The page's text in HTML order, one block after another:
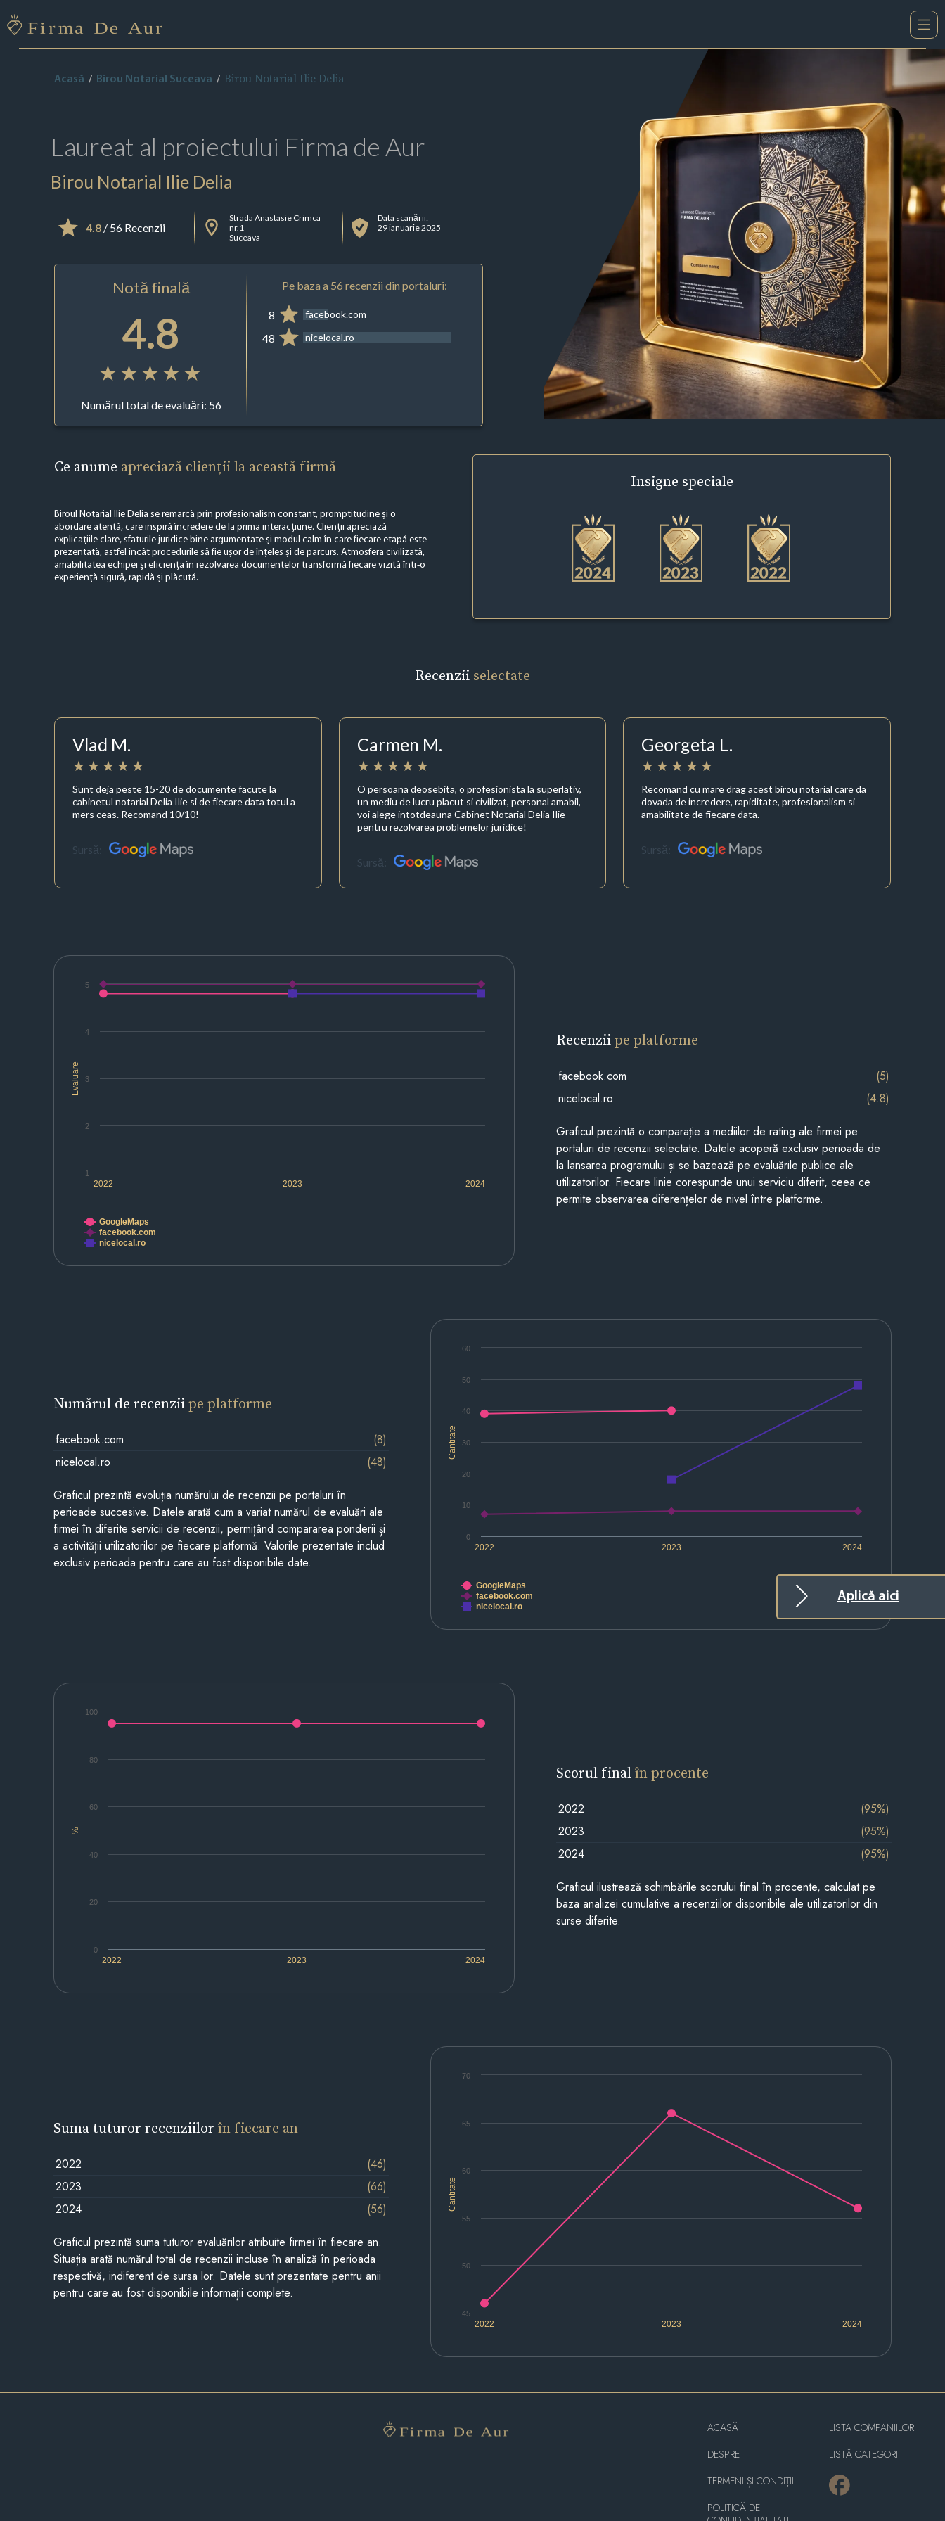
Aplică aici
Acasă Birou Notarial Suceava Birou Notarial Ilie Delia
Laureat al proiectului Firma de Aur
Birou Notarial Ilie Delia
4.8/ 56 Recenzii
Strada Anastasie Crimca
nr.1
Suceava
Data scanării:
29 ianuarie 2025
Notă finală
4.8
Numărul total de evaluări: 56
Pe baza a 56 recenzii din portaluri:
8 facebook.com
48 nicelocal.ro
Ce anume apreciază clienții la această firmă
Biroul Notarial Ilie Delia se remarcă prin profesionalism constant, promptitudine și o
abordare atentă, care inspiră încredere de la prima interacțiune. Clienții apreciază
explicațiile clare, sfaturile juridice bine argumentate și modul calm în care fiecare etapă este
prezentată, astfel încât procedurile să fie ușor de înțeles și de parcurs. Atmosfera civilizată,
amabilitatea echipei și eficiența în rezolvarea documentelor transformă fiecare vizită într-o
experiență sigură, rapidă și plăcută.
Insigne speciale
Recenzii selectate
Vlad M.
Sunt deja peste 15-20 de documente facute la
cabinetul notarial Delia Ilie si de fiecare data totul a
mers ceas. Recomand 10/10!
Sursă:
Carmen M.
O persoana deosebita, o profesionista la superlativ,
un mediu de lucru placut si civilizat, personal amabil,
voi alege intotdeauna Cabinet Notarial Delia Ilie
pentru rezolvarea problemelor juridice!
Sursă:
Georgeta L.
Recomand cu mare drag acest birou notarial care da
dovada de incredere, rapiditate, profesionalism si
amabilitate de fiecare data.
Sursă:
Evaluare
2022 2023 2024
1
2
3
4
5
GoogleMaps
facebook.com
nicelocal.ro
Recenziipe platforme
facebook.com
(5)
nicelocal.ro
(4.8)
Graficul prezintă o comparație a mediilor de rating ale firmei pe
portaluri de recenzii selectate. Datele acoperă exclusiv perioada de
la lansarea programului și se bazează pe evaluările publice ale
utilizatorilor. Fiecare linie corespunde unui serviciu diferit, ceea ce
permite observarea diferențelor de nivel între platforme.
Cantitate
2022 2023 2024
0
10
20
30
40
50
60
GoogleMaps
facebook.com
nicelocal.ro
Numărul de recenziipe platforme
facebook.com
(8)
nicelocal.ro
(48)
Graficul prezintă evoluția numărului de recenzii pe portaluri în
perioade succesive. Datele arată cum a variat numărul de evaluări ale
firmei în diferite servicii de recenzii, permițând compararea ponderii și
a activității utilizatorilor pe fiecare platformă. Valorile prezentate includ
exclusiv perioada pentru care au fost disponibile date.
%
2022 2023 2024
0
20
40
60
80
100
Scorul finalîn procente
2022
(95%)
2023
(95%)
2024
(95%)
Graficul ilustrează schimbările scorului final în procente, calculat pe
baza analizei cumulative a recenziilor disponibile ale utilizatorilor din
surse diferite.
Cantitate
2022 2023 2024
45
50
55
60
65
70
Suma tuturor recenziilorîn fiecare an
2022
(46)
2023
(66)
2024
(56)
Graficul prezintă suma tuturor evaluărilor atribuite firmei în fiecare an.
Situația arată numărul total de recenzii incluse în analiză în perioada
respectivă, indiferent de sursa lor. Datele sunt prezentate pentru anii
pentru care au fost disponibile informații complete.
ACASĂ
DESPRE
TERMENI ȘI CONDIȚII
POLITICĂ DE
LISTA COMPANIILOR
LISTĂ CATEGORII